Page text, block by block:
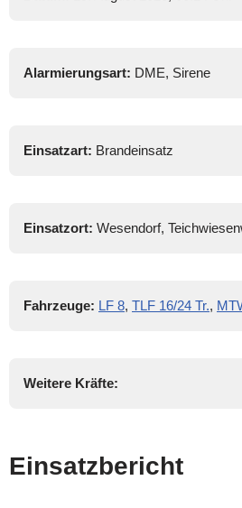
Alarmierungsart: DME, Sirene
Einsatzart: Brandeinsatz
Einsatzort: Wesendorf,
Fahrzeuge: LF 8, TLF 16/24 Tr.,
Weitere Kräfte:
Einsatzbericht